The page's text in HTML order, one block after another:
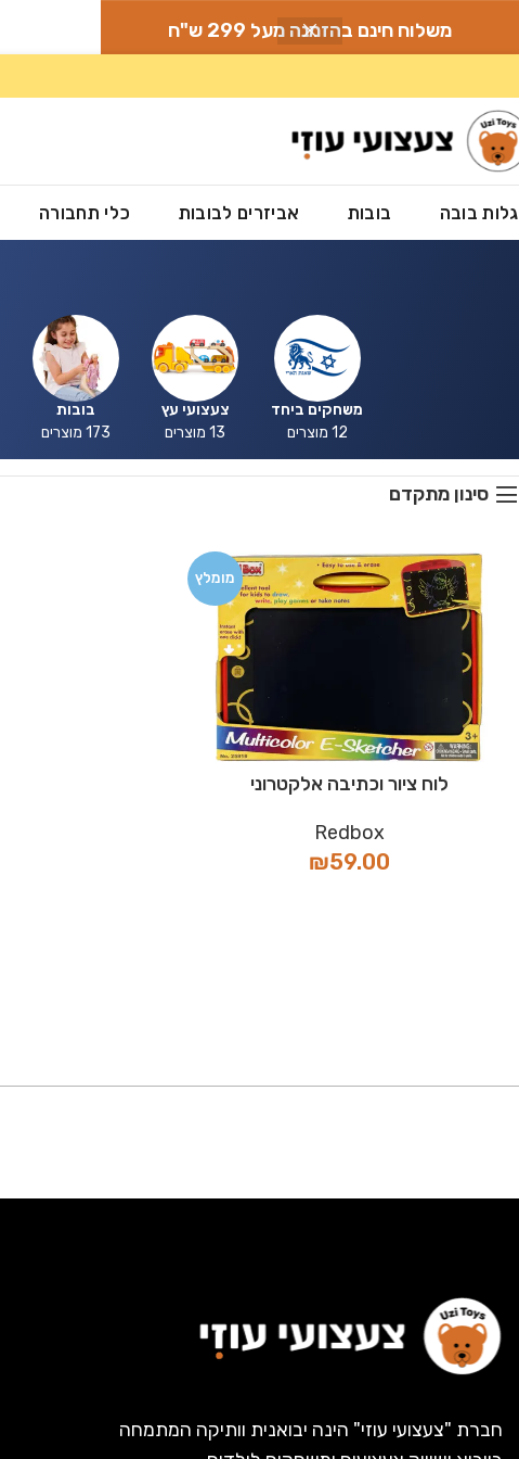
משלוח חינם בהזמנה מעל 299 ש"ח
בובה בובות אביזרים לבובות כלי תחבורה
משחקים ביחד
12 מוצרים
צעצועי עץ
13 מוצרים
בובות
173 מוצרים
סינון מתקדם
מומלץ
לוח ציור וכתיבה אלקטרוני
Redbox
₪59.00
חברת "צעצועי עוזי" הינה יבואנית וותיקה המתמחה